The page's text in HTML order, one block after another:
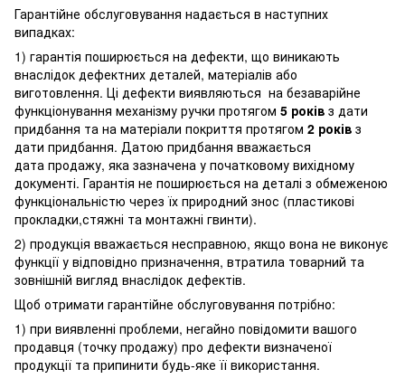
Гарантійне обслуговування надається в наступних
випадках:
1) гарантія поширюється на дефекти, що виникають
внаслідок дефектних деталей, матеріалів або
виготовлення. Ці дефекти виявляються на безаварійне
функціонування механізму ручки протягом 5 років з дати
придбання та на матеріали покриття протягом 2 років з
дати придбання. Датою придбання вважається
дата продажу, яка зазначена у початковому вихідному
документі. Гарантія не поширюється на деталі з обмеженою
функціональністю через їх природний знос (пластикові
прокладки,стяжні та монтажні гвинти).
2) продукція вважається несправною, якщо вона не виконує
функції у відповідно призначення, втратила товарний та
зовнішній вигляд внаслідок дефектів.
Щоб отримати гарантійне обслуговування потрібно:
1) при виявленні проблеми, негайно повідомити вашого
продавця (точку продажу) про дефекти визначеної
продукції та припинити будь-яке її використання.